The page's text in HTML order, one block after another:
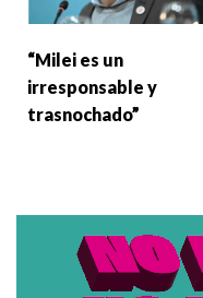
“Milei es un
irresponsable y
trasnochado”